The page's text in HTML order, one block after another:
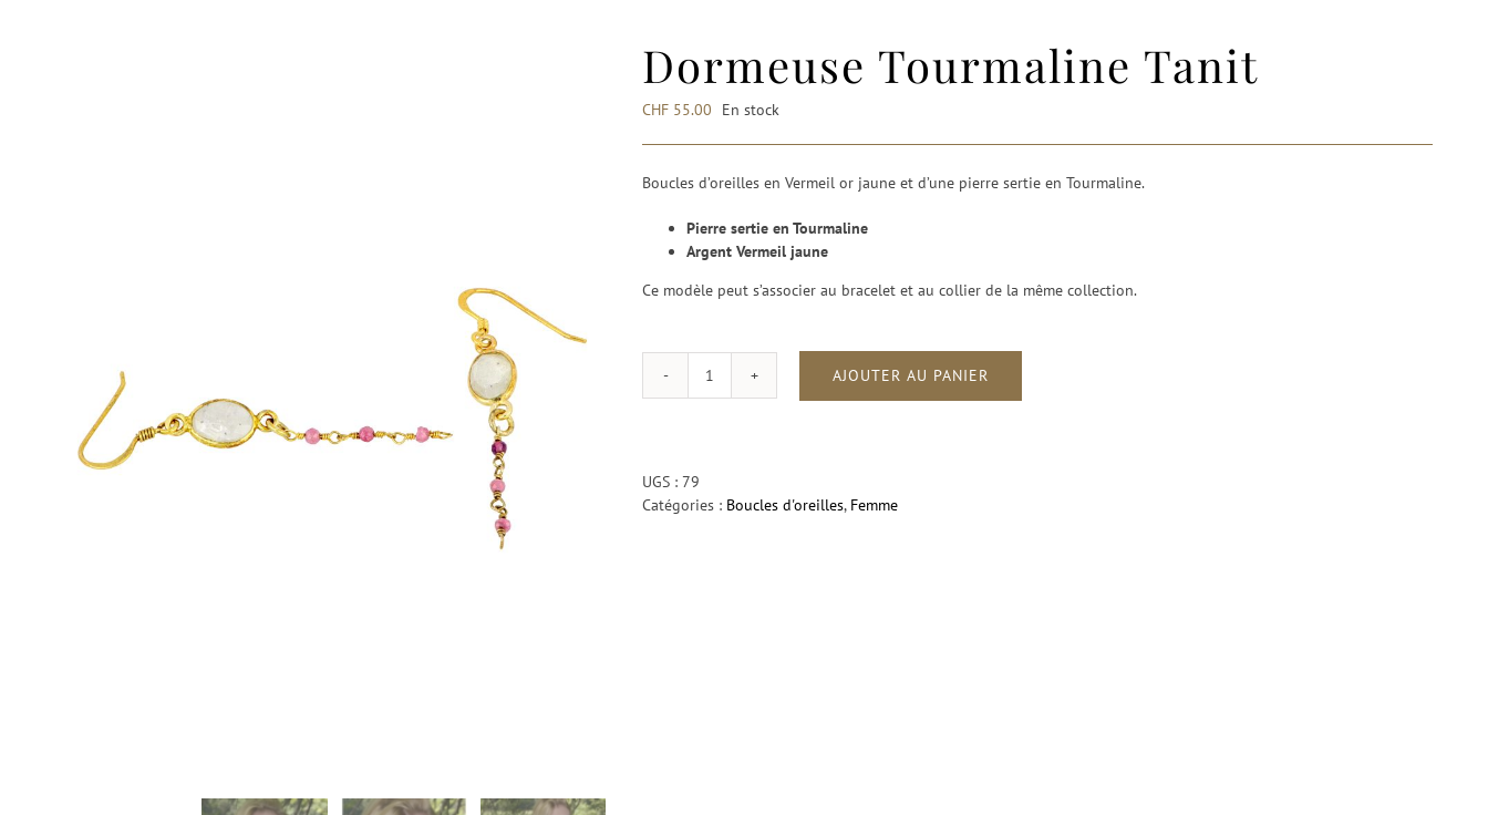
Dormeuse Tourmaline Tanit
CHF 55.00 En stock
Boucles d’oreilles en Vermeil or jaune et d’une pierre sertie en Tourmaline.
Pierre sertie en Tourmaline
Argent Vermeil jaune
Ce modèle peut s’associer au bracelet et au collier de la même collection.
quantité
AJOUTER AU PANIER
UGS : 79
Catégories : Boucles d'oreilles, Femme